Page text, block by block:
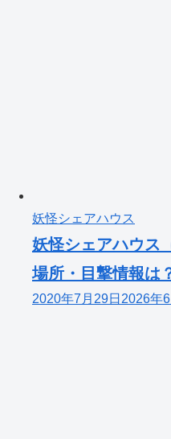
妖怪シェアハウス
妖怪シェアハウス
場所・目撃情報は
2020年7月29日 2026年